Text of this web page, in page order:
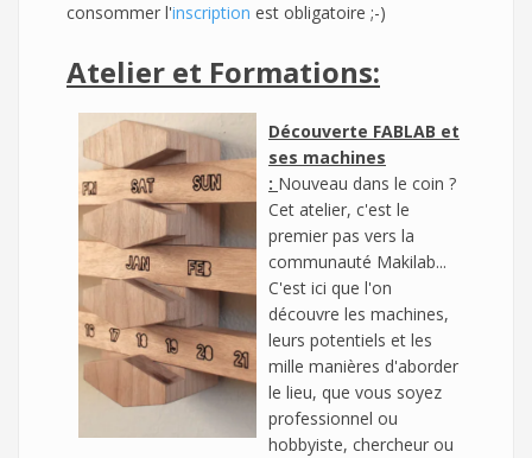
consommer l'inscription est obligatoire ;-)
Atelier et Formations:
Découverte FABLAB et
ses machines
: Nouveau dans le coin ?
Cet atelier, c'est le
premier pas vers la
communauté Makilab...
C'est ici que l'on
découvre les machines,
leurs potentiels et les
mille manières d'aborder
le lieu, que vous soyez
professionnel ou
hobbyiste, chercheur ou